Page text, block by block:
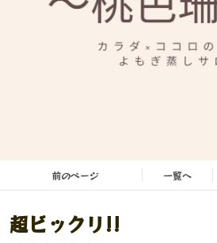
前のページ 一覧へ
超ビックリ!!